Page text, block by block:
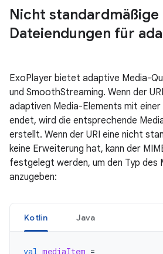
Nicht standardmäßige
Dateiendungen für
ExoPlayer bietet adaptive Media-
und SmoothStreaming. Wenn der
adaptiven Media-Elements mit
endet, wird die entsprechende
erstellt. Wenn der URI eine nicht
keine Erweiterung hat, kann der
festgelegt werden, um den Typ des
anzugeben:
Kotlin Java
val mediaItem =